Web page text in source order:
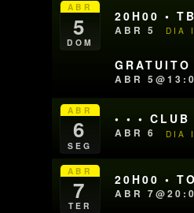
ABR
5
DOM
20H00 •
ABR 5 DIA
ABR
ABR
6
SEG
• • •
ABR 6 DIA
ABR
7
TER
20H00 •
ABR